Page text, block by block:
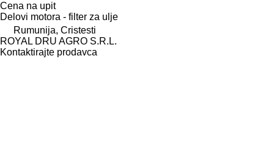
Cena na upit
Delovi motora - filter za ulje
Rumunija, Cristesti
ROYAL DRU AGRO S.R.L.
Kontaktirajte prodavca